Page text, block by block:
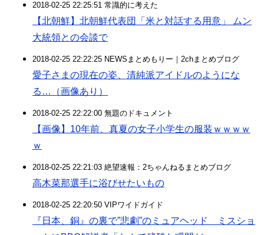
2018-02-25 22:25:51 常識的に考えた
【北朝鮮】北朝鮮代表団「米と対話する用意」 ムン
大統領との会談で
2018-02-25 22:22:25 NEWSまとめもりー｜2chまとめブログ
愛子さまの現在の姿、清純派アイドルのようにな
る…（画像あり）
2018-02-25 22:22:00 無題のドキュメント
【画像】10年前、真夏の女子小学生の服装ｗｗｗｗ
ｗ
2018-02-25 22:21:03 絶望速報：2ちゃんねるまとめブログ
高木菜那選手に浴びせたいもの
2018-02-25 22:20:50 VIPワイドガイド
『日本、銅』の裏で”悲劇”のミュアヘッド ミスショ